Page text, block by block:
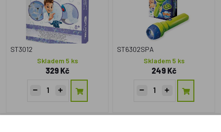
ST3012
Skladem 5 ks
329 Kč
ST6302SPA
Skladem 5 ks
249 Kč